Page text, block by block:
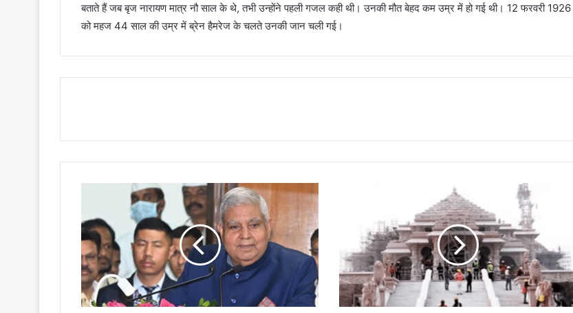
बताते हैं जब बृज नारायण मात्र नौ साल के थे, तभी उन्होंने पहली गजल कही थी। उनकी मौत बेहद कम उम्र में हो गई थी। 12 फरवरी 1926
को महज 44 साल की उम्र में ब्रेन हैमरेज के चलते उनकी जान चली गई।